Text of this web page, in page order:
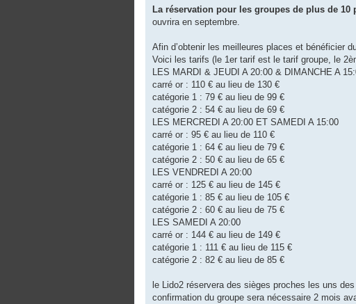
La réservation pour les groupes de plus de 10
ouvrira en septembre.
Afin d’obtenir les meilleures places et bénéficier
Voici les tarifs (le 1er tarif est le tarif groupe, le
LES MARDI & JEUDI A 20:00 & DIMANCHE A
carré or : 110 € au lieu de 130 €
catégorie 1 : 79 € au lieu de 99 €
catégorie 2 : 54 € au lieu de 69 €
LES MERCREDI A 20:00 ET SAMEDI A 15:00
carré or : 95 € au lieu de 110 €
catégorie 1 : 64 € au lieu de 79 €
catégorie 2 : 50 € au lieu de 65 €
LES VENDREDI A 20:00
carré or : 125 € au lieu de 145 €
catégorie 1 : 85 € au lieu de 105 €
catégorie 2 : 60 € au lieu de 75 €
LES SAMEDI A 20:00
carré or : 144 € au lieu de 149 €
catégorie 1 : 111 € au lieu de 115 €
catégorie 2 : 82 € au lieu de 85 €
le Lido2 réservera des sièges proches les uns
confirmation du groupe sera nécessaire 2 mois